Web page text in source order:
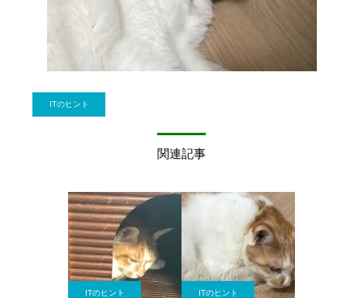
ITのヒント
関連記事
ITのヒント ITのヒント